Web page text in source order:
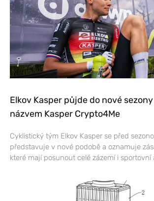
Elkov Kasper půjde do nové
názvem Kasper Crypto4Me
Cyklistický tým Elkov Kasper se před
představuje v nové podobě a oznamuje
které mají posunout celé zázemí i sportovní